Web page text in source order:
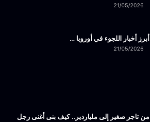
21/05/2026
أبرز أخبار اللجوء في أوروبا …
21/05/2026
من تاجر صغير إلى ملياردير.. كيف بنى أغنى رجل